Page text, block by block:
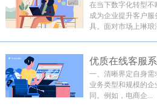
在当下数字化转型
成为企业提升客户
具。面对市场上琳琅
一、清晰界定自身需
业务类型和规模的
同。例如，电商企...